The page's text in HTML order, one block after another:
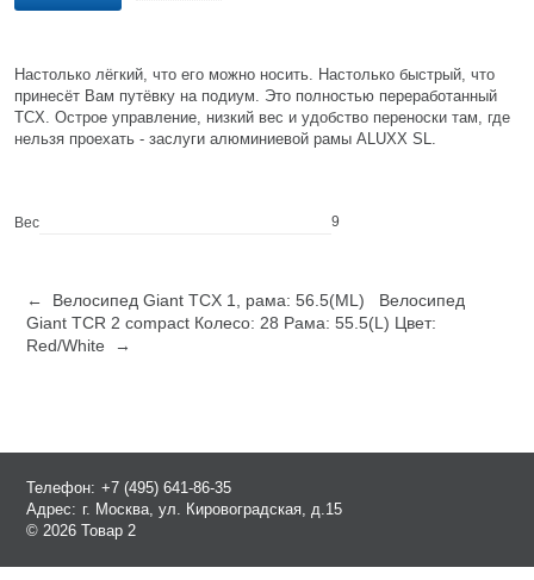
Настолько лёгкий, что его можно носить. Настолько быстрый, что
принесёт Вам путёвку на подиум. Это полностью переработанный
TCX. Острое управление, низкий вес и удобство переноски там, где
нельзя проехать - заслуги алюминиевой рамы ALUXX SL.
Вес 9
← Велосипед Giant TCX 1, рама: 56.5(ML)
Велосипед
Giant TCR 2 compact Колесо: 28 Рама: 55.5(L) Цвет:
Red/White →
Телефон: +7 (495) 641-86-35
Адрес: г. Москва, ул. Кировоградская, д.15
© 2026 Товар 2